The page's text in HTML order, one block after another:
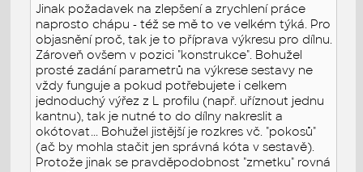
Jinak požadavek na zlepšení a zrychlení práce
naprosto chápu - též se mě to ve velkém týká. Pro
objasnění proč, tak je to příprava výkresu pro dílnu.
Zároveň ovšem v pozici "konstrukce". Bohužel
prosté zadání parametrů na výkrese sestavy ne
vždy funguje a pokud potřebujete i celkem
jednoduchý výřez z L profilu (např. uříznout jednu
kantnu), tak je nutné to do dílny nakreslit a
okótovat... Bohužel jistější je rozkres vč. "pokosů"
(ač by mohla stačit jen správná kóta v sestavě).
Protože jinak se pravděpodobnost "zmetku" rovná